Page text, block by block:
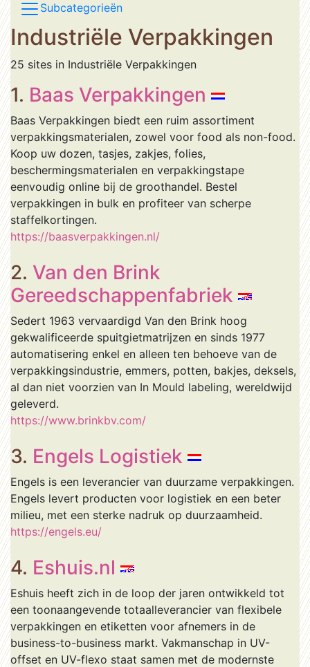
Subcategorieën
Industriële Verpakkingen
25 sites in Industriële Verpakkingen
1. Baas Verpakkingen
Baas Verpakkingen biedt een ruim assortiment
verpakkingsmaterialen, zowel voor food als non-food.
Koop uw dozen, tasjes, zakjes, folies,
beschermingsmaterialen en verpakkingstape
eenvoudig online bij de groothandel. Bestel
verpakkingen in bulk en profiteer van scherpe
staffelkortingen.
https://baasverpakkingen.nl/
2. Van den Brink
Gereedschappenfabriek
Sedert 1963 vervaardigd Van den Brink hoog
gekwalificeerde spuitgietmatrijzen en sinds 1977
automatisering enkel en alleen ten behoeve van de
verpakkingsindustrie, emmers, potten, bakjes, deksels,
al dan niet voorzien van In Mould labeling, wereldwijd
geleverd.
https://www.brinkbv.com/
3. Engels Logistiek
Engels is een leverancier van duurzame verpakkingen.
Engels levert producten voor logistiek en een beter
milieu, met een sterke nadruk op duurzaamheid.
https://engels.eu/
4. Eshuis.nl
Eshuis heeft zich in de loop der jaren ontwikkeld tot
een toonaangevende totaalleverancier van flexibele
verpakkingen en etiketten voor afnemers in de
business-to-business markt. Vakmanschap in UV-
offset en UV-flexo staat samen met de modernste